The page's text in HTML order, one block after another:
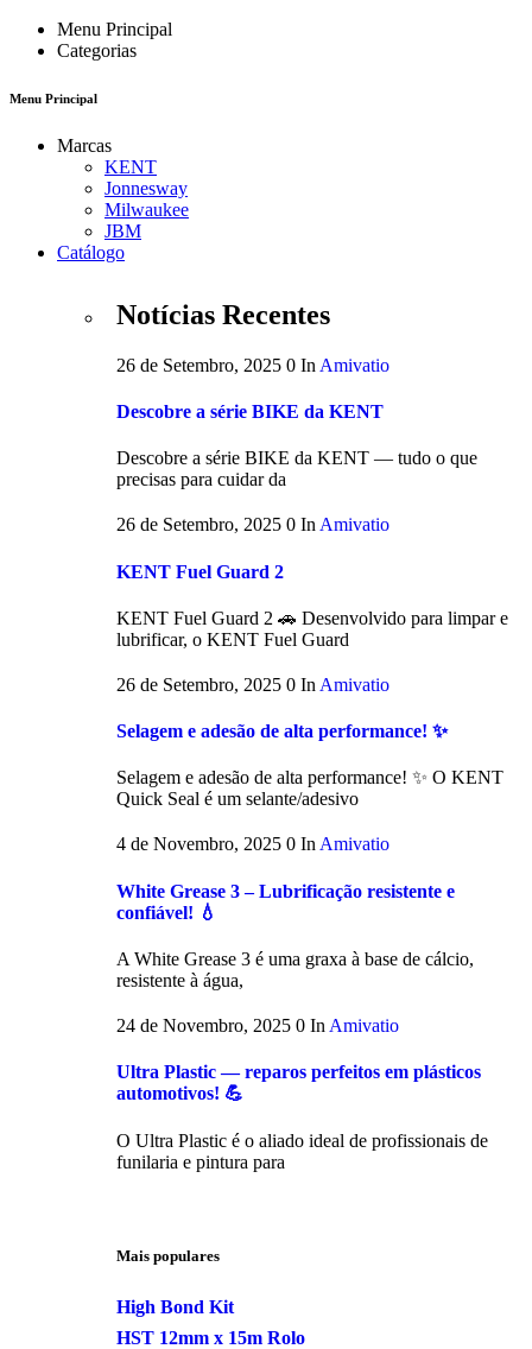
Menu Principal
Categorias
Menu Principal
Marcas
KENT
Jonnesway
Milwaukee
JBM
Catálogo
Notícias Recentes
26 de Setembro, 2025 0 In Amivatio
Descobre a série BIKE da KENT
Descobre a série BIKE da KENT — tudo o que
precisas para cuidar da
26 de Setembro, 2025 0 In Amivatio
KENT Fuel Guard 2
KENT Fuel Guard 2 🚗 Desenvolvido para limpar e
lubrificar, o KENT Fuel Guard
26 de Setembro, 2025 0 In Amivatio
Selagem e adesão de alta performance! ✨
Selagem e adesão de alta performance! ✨ O KENT
Quick Seal é um selante/adesivo
4 de Novembro, 2025 0 InAmivatio
White Grease 3 – Lubrificação resistente e
confiável! 💧
A White Grease 3 é uma graxa à base de cálcio,
resistente à água,
24 de Novembro, 2025 0 In Amivatio
Ultra Plastic — reparos perfeitos em plásticos
automotivos! 💪
O Ultra Plastic é o aliado ideal de profissionais de
funilaria e pintura para
Mais populares
High Bond Kit
HST 12mm x 15m Rolo